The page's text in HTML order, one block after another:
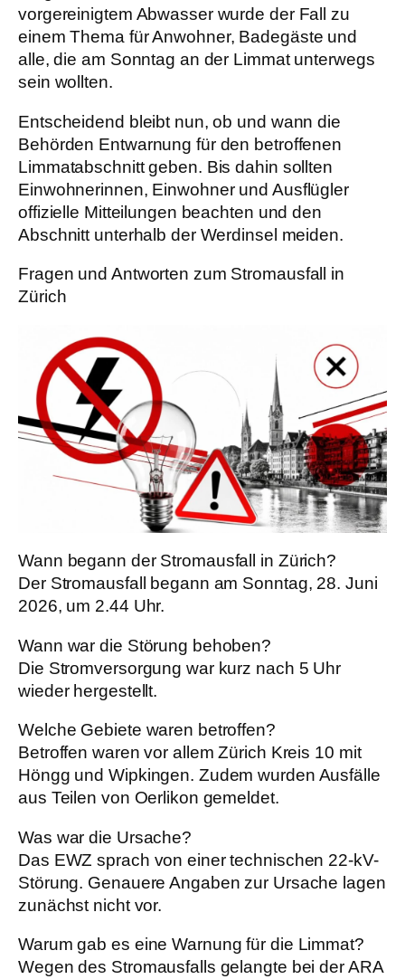
vorgereinigtem Abwasser wurde der Fall zu
einem Thema für Anwohner, Badegäste und
alle, die am Sonntag an der Limmat unterwegs
sein wollten.
Entscheidend bleibt nun, ob und wann die
Behörden Entwarnung für den betroffenen
Limmatabschnitt geben. Bis dahin sollten
Einwohnerinnen, Einwohner und Ausflügler
offizielle Mitteilungen beachten und den
Abschnitt unterhalb der Werdinsel meiden.
Fragen und Antworten zum Stromausfall in
Zürich
Wann begann der Stromausfall in Zürich?
Der Stromausfall begann am Sonntag, 28. Juni
2026, um 2.44 Uhr.
Wann war die Störung behoben?
Die Stromversorgung war kurz nach 5 Uhr
wieder hergestellt.
Welche Gebiete waren betroffen?
Betroffen waren vor allem Zürich Kreis 10 mit
Höngg und Wipkingen. Zudem wurden Ausfälle
aus Teilen von Oerlikon gemeldet.
Was war die Ursache?
Das EWZ sprach von einer technischen 22-kV-
Störung. Genauere Angaben zur Ursache lagen
zunächst nicht vor.
Warum gab es eine Warnung für die Limmat?
Wegen des Stromausfalls gelangte bei der ARA